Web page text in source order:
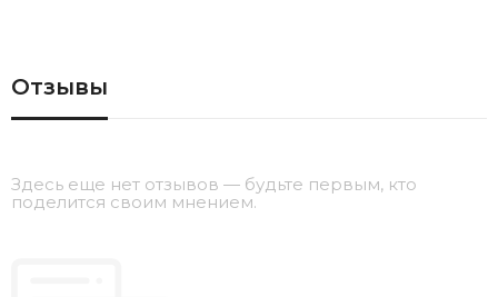
Отзывы
Здесь еще нет отзывов — будьте первым, кто
поделится своим мнением.